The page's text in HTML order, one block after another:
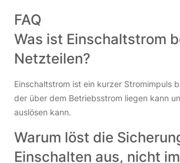
FAQ
Was ist Einschaltstrom
Netzteilen?
Einschaltstrom ist ein kurzer Stromimpuls
der über dem Betriebsstrom liegen kann
auslösen kann.
Warum löst die
Einschalten aus, nicht